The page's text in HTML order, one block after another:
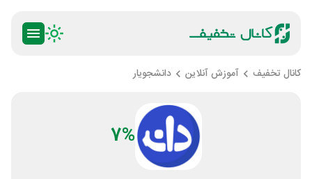
کانال تخفیف آموزش آنلاین دانشجویار
7%